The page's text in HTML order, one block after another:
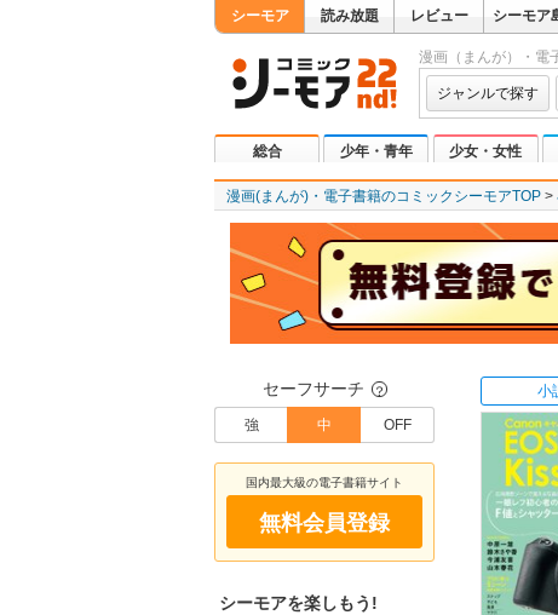
シーモア 読み放題 レビュー シーモア
漫画（まんが）・電
ジャンルで探す
総合 少年・青年 少女・女性
漫画(まんが)・電子書籍のコミックシーモアTOP
セーフサーチ ？
強 中 OFF
国内最大級の電子書籍サイト
無料会員登録
シーモアを楽しもう!
小